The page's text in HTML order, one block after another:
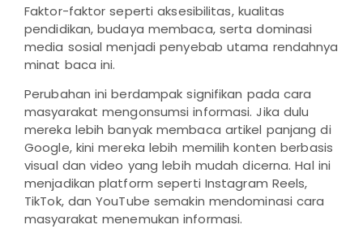
Faktor-faktor seperti aksesibilitas, kualitas
pendidikan, budaya membaca, serta dominasi
media sosial menjadi penyebab utama rendahnya
minat baca ini.
Perubahan ini berdampak signifikan pada cara
masyarakat mengonsumsi informasi. Jika dulu
mereka lebih banyak membaca artikel panjang di
Google, kini mereka lebih memilih konten berbasis
visual dan video yang lebih mudah dicerna. Hal ini
menjadikan platform seperti Instagram Reels,
TikTok, dan YouTube semakin mendominasi cara
masyarakat menemukan informasi.